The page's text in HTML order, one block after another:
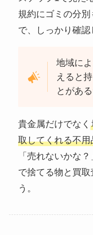
規約にゴミの分
で、しっかり確認
地域に
えると
とがあ
貴金属だけでなく
取してくれる不
「売れないかな
で捨てる物と買
う。